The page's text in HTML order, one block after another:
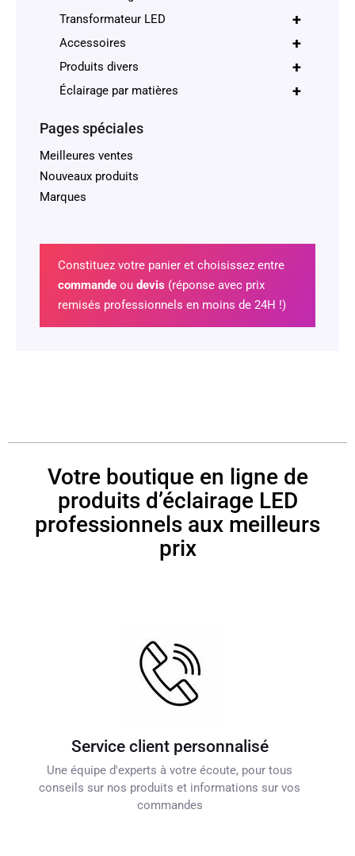
+
Transformateur LED
+
Accessoires
+
Produits divers
+
Éclairage par matières
Pages spéciales
Meilleures ventes
Nouveaux produits
Marques
Constituez votre panier et choisissez entre
commandeou devis (réponse avec prix
remisés professionnels en moins de 24H !)
Votre boutique en ligne de
produits d’éclairage LED
professionnels aux meilleurs
prix
Service client personnalisé
Une équipe d'experts à votre écoute, pour tous
conseils sur nos produits et informations sur vos
commandes